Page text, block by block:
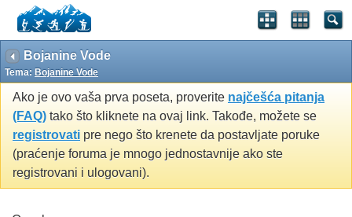
Bojanine Vode
Tema: Bojanine Vode
Ako je ovo vaša prva poseta, proverite najčešća pitanja
(FAQ) tako što kliknete na ovaj link. Takođe, možete se
registrovati pre nego što krenete da postavljate poruke
(praćenje foruma je mnogo jednostavnije ako ste
registrovani i ulogovani).